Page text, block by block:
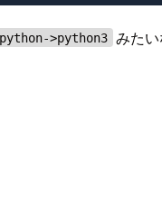
python->python3 みた